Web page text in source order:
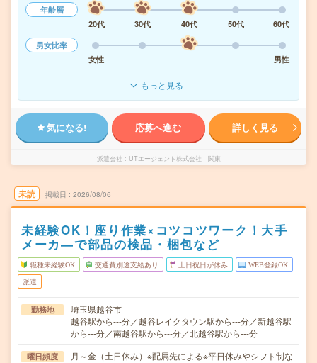
年齢層
20代
30代 40代 50代
60代
男女比率
女性
男性
もっと見る
気になる! 応募へ進む 詳しく見る
派遣会社 UTエージェント株式会社 関東
未読 掲載日 2026/08/06
未経験OK！座り作業×コツコツワーク！大手
メーカ―で部品の検品・梱包など
職種未経験OK 交通費別途支給あり 土日祝日が休み WEB登録OK
派遣
勤務地
埼玉県越谷市
越谷駅から---分／越谷レイクタウン駅から---分／新越谷駅
から---分／南越谷駅から---分／北越谷駅から---分
曜日頻度
月～金（土日休み）※配属先による※平日休みやシフト制な